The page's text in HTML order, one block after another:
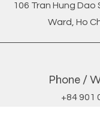
106 Tran Hung
Ward, Ho
Phone /
+84 901